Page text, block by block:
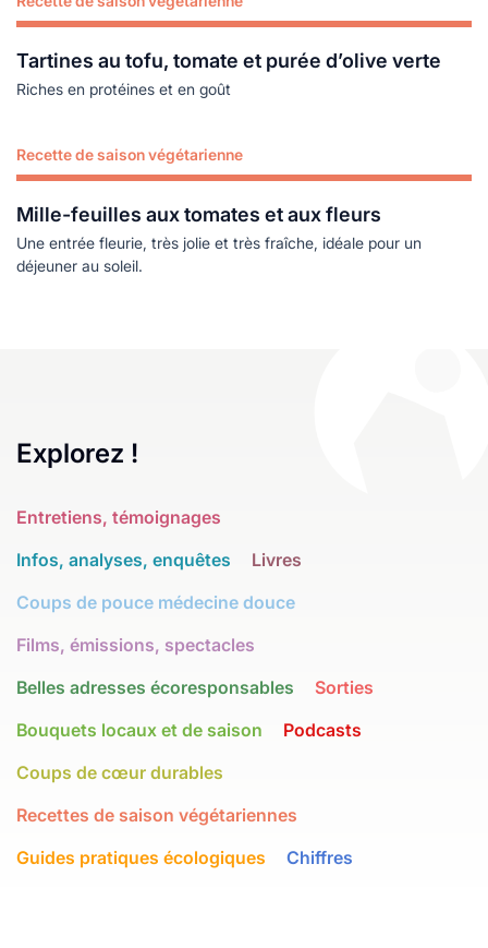
Tartines au tofu, tomate et purée d’olive verte
Riches en protéines et en goût
Recette de saison végétarienne
Mille-feuilles aux tomates et aux fleurs
Une entrée fleurie, très jolie et très fraîche, idéale pour un
déjeuner au soleil.
Lire plus
Explorez !
Entretiens, témoignages
Infos, analyses, enquêtes
Livres
Coups de pouce médecine douce
Films, émissions, spectacles
Belles adresses écoresponsables
Sorties
Bouquets locaux et de saison
Podcasts
Coups de cœur durables
Recettes de saison végétariennes
Guides pratiques écologiques
Chiffres